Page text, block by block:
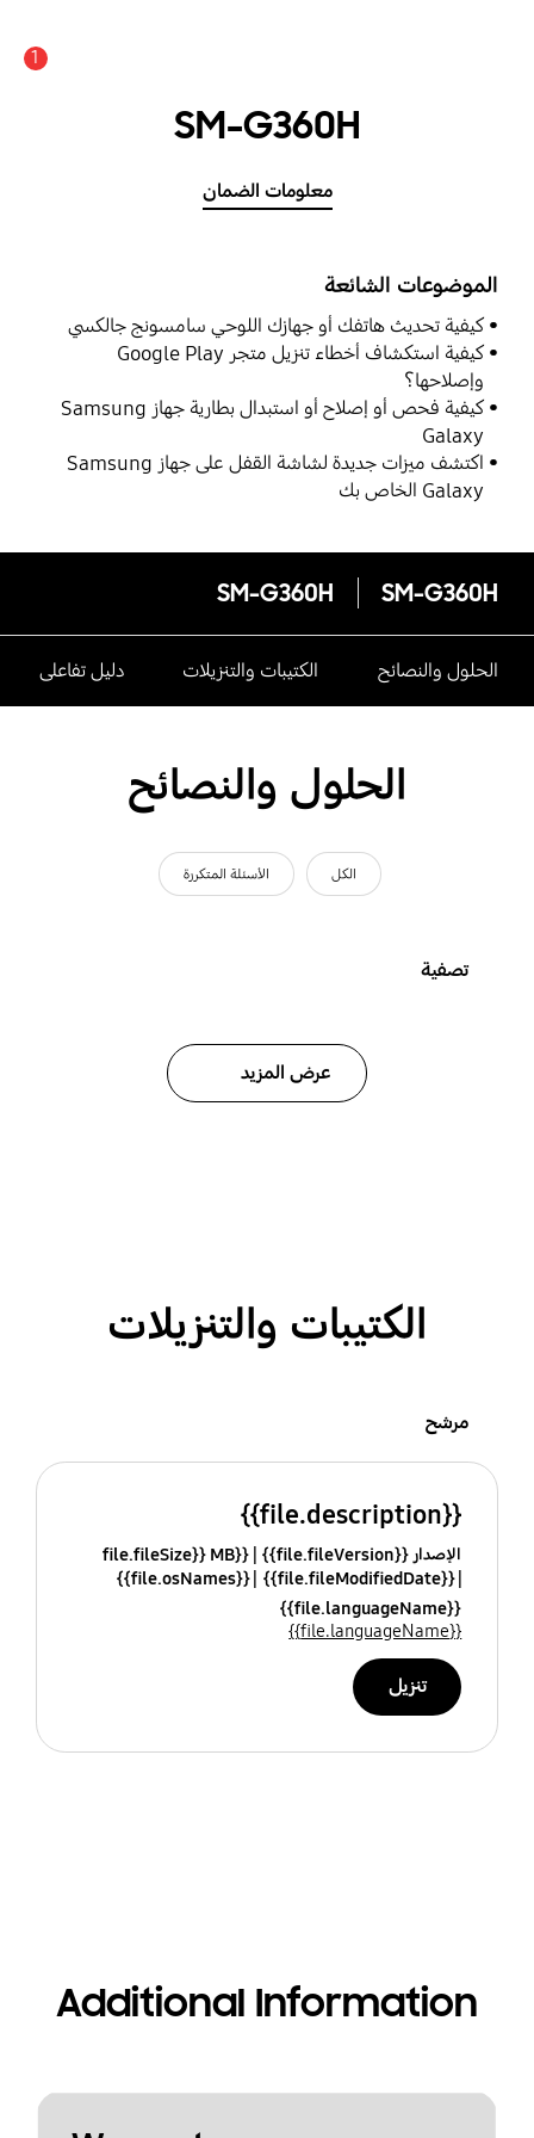
1
SM-G360H
معلومات الضمان
الموضوعات الشائعة
كيفية تحديث هاتفك أو جهازك اللوحي سامسونج جالكسي
كيفية استكشاف أخطاء تنزيل متجر Google Play
وإصلاحها؟
كيفية فحص أو إصلاح أو استبدال بطارية جهاز Samsung
Galaxy
اكتشف ميزات جديدة لشاشة القفل على جهاز Samsung
Galaxy الخاص بك
SM-G360H
SM-G360H
الحلول والنصائح الكتيبات والتنزيلات دليل تفاعلى
الحلول والنصائح
الكل الأسئلة المتكررة
تصفية
عرض المزيد
الكتيبات والتنزيلات
مرشح
{{file.description}}
الإصدار {{file.fileVersion}}
{{file.fileSize}} MB
{{file.fileModifiedDate}}
{{file.osNames}}
{{file.languageName}}
{{file.languageName}}
تنزيل
Additional Information